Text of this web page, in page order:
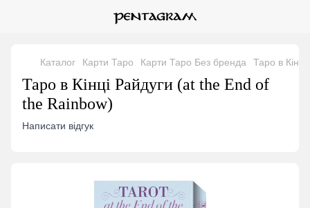
Каталог Карти Таро Карти Таро Без бренда Таро в
Таро в Кінці Райдуги (at the End of
the Rainbow)
Написати відгук